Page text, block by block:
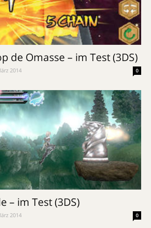
de Omasse – im Test (3DS)
2014 0
– im Test (3DS)
2014 0